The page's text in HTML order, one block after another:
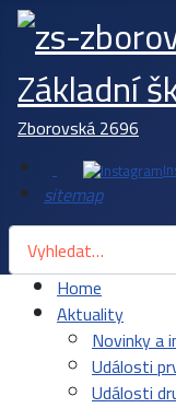
Základní
Zborovská 2696
sitemap
Hledat
Home
Aktuality
Novinky a
Události
Události